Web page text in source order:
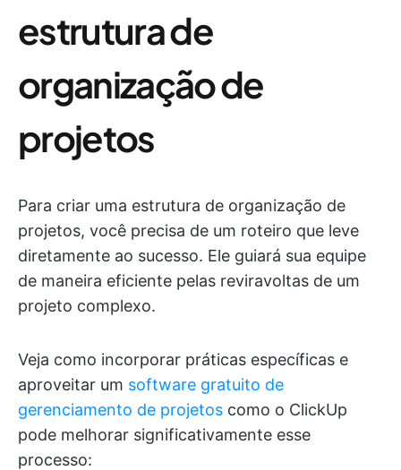
estrutura de
organização de
projetos
Para criar uma estrutura de organização de
projetos, você precisa de um roteiro que leve
diretamente ao sucesso. Ele guiará sua equipe
de maneira eficiente pelas reviravoltas de um
projeto complexo.
Veja como incorporar práticas específicas e
aproveitar um software gratuito de
gerenciamento de projetos como o ClickUp
pode melhorar significativamente esse
processo: